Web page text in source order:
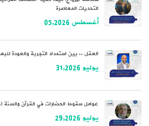
التحديات المعاصرة
أغسطس 05,2026
العقل .. بين استمداد التجربة والعودة
يوليو 31,2026
عوامل سقوط الحضارات في القرآن والسنة (6-6)
يوليو 29,2026